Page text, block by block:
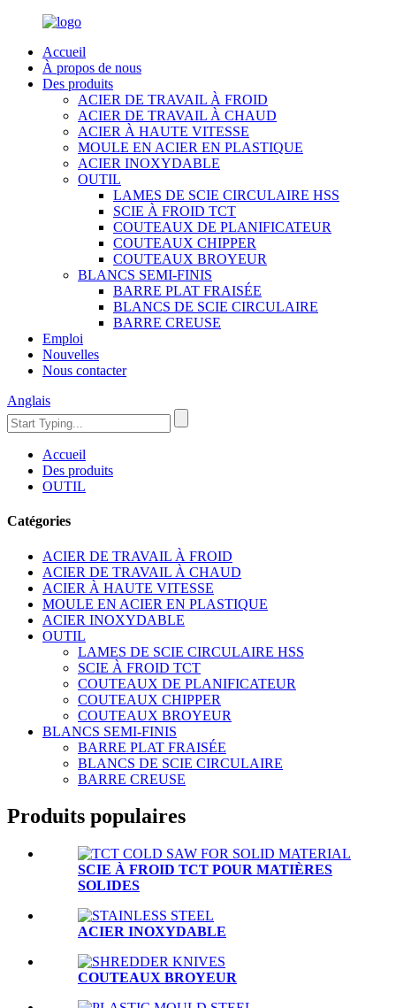
Accueil
À propos de nous
Des produits
ACIER DE TRAVAIL À FROID
ACIER DE TRAVAIL À CHAUD
ACIER À HAUTE VITESSE
MOULE EN ACIER EN PLASTIQUE
ACIER INOXYDABLE
OUTIL
LAMES DE SCIE CIRCULAIRE HSS
SCIE À FROID TCT
COUTEAUX DE PLANIFICATEUR
COUTEAUX CHIPPER
COUTEAUX BROYEUR
BLANCS SEMI-FINIS
BARRE PLAT FRAISÉE
BLANCS DE SCIE CIRCULAIRE
BARRE CREUSE
Emploi
Nouvelles
Nous contacter
Anglais
Accueil
Des produits
OUTIL
Catégories
ACIER DE TRAVAIL À FROID
ACIER DE TRAVAIL À CHAUD
ACIER À HAUTE VITESSE
MOULE EN ACIER EN PLASTIQUE
ACIER INOXYDABLE
OUTIL
LAMES DE SCIE CIRCULAIRE HSS
SCIE À FROID TCT
COUTEAUX DE PLANIFICATEUR
COUTEAUX CHIPPER
COUTEAUX BROYEUR
BLANCS SEMI-FINIS
BARRE PLAT FRAISÉE
BLANCS DE SCIE CIRCULAIRE
BARRE CREUSE
Produits populaires
SCIE À FROID TCT POUR MATIÈRES
SOLIDES
ACIER INOXYDABLE
COUTEAUX BROYEUR